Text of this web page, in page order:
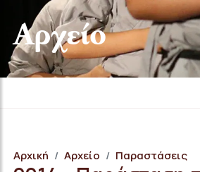
Αρχείο
Αρχική Αρχείο Παραστάσεις